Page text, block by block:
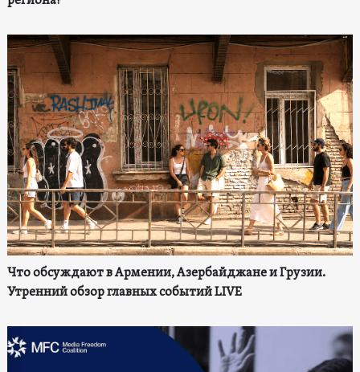
Что обсуждают в Армении, Азербайджане и Грузии.
Утренний обзор главных событий LIVE